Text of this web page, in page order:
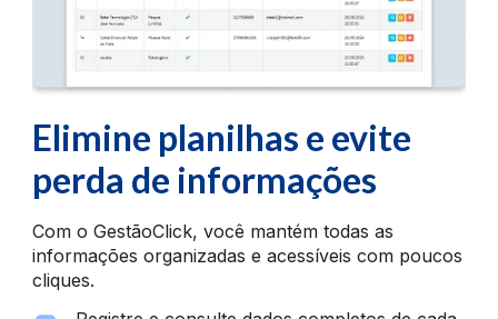
Elimine planilhas e evite
perda de informações
Com o GestãoClick, você mantém todas as
informações organizadas e acessíveis com poucos
cliques.